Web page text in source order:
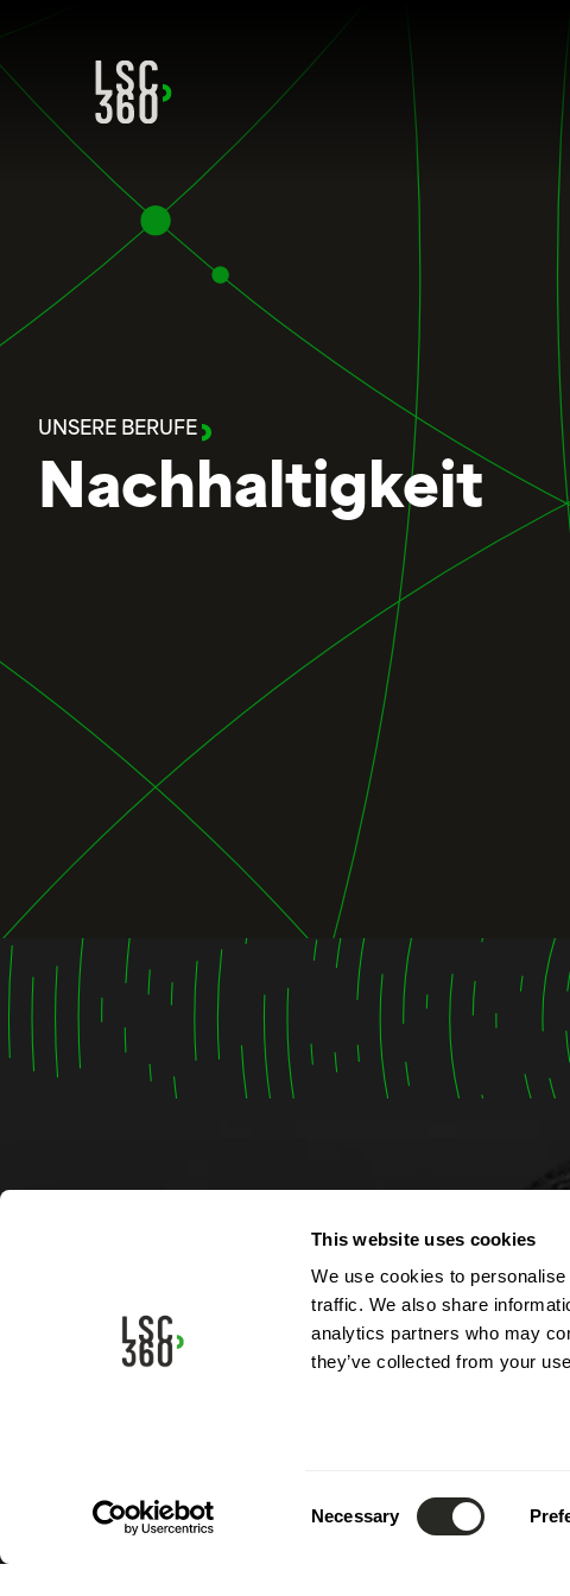
This website uses cookies
We use cookies to
traffic. We also share
analytics partners who may
they’ve collected from your
Necessary
UNSERE BERUFE
Nachhaltigkeit
4, rue
L-5315